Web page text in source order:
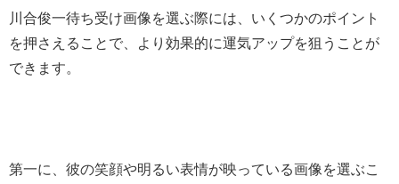
川合俊一待ち受け画像を選ぶ際には、いくつかのポイント
を押さえることで、より効果的に運気アップを狙うことが
できます。
第一に、彼の笑顔や明るい表情が映っている画像を選ぶこ